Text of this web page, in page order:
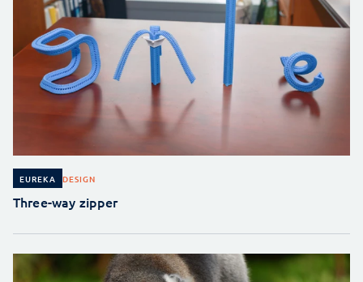
EUREKA DESIGN
Three-way zipper